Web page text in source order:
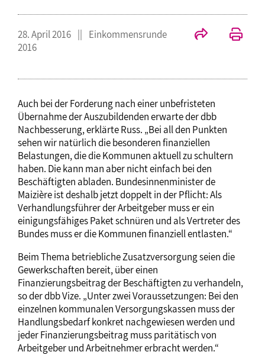
28. April 2016
Einkommensrunde
2016
Auch bei der Forderung nach einer unbefristeten
Übernahme der Auszubildenden erwarte der dbb
Nachbesserung, erklärte Russ. „Bei all den Punkten
sehen wir natürlich die besonderen finanziellen
Belastungen, die die Kommunen aktuell zu schultern
haben. Die kann man aber nicht einfach bei den
Beschäftigten abladen. Bundesinnenminister de
Maizière ist deshalb jetzt doppelt in der Pflicht: Als
Verhandlungsführer der Arbeitgeber muss er ein
einigungsfähiges Paket schnüren und als Vertreter des
Bundes muss er die Kommunen finanziell entlasten.“
Beim Thema betriebliche Zusatzversorgung seien die
Gewerkschaften bereit, über einen
Finanzierungsbeitrag der Beschäftigten zu verhandeln,
so der dbb Vize. „Unter zwei Voraussetzungen: Bei den
einzelnen kommunalen Versorgungskassen muss der
Handlungsbedarf konkret nachgewiesen werden und
jeder Finanzierungsbeitrag muss paritätisch von
Arbeitgeber und Arbeitnehmer erbracht werden.“